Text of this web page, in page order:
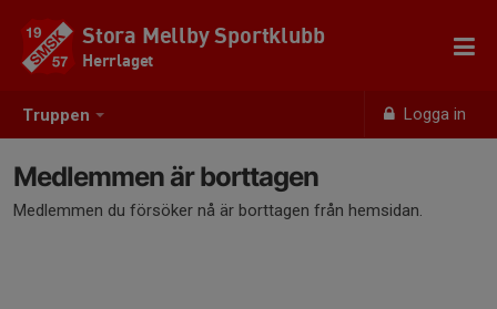
Truppen Logga in
Stora Mellby Sportklubb
Herrlaget
Medlemmen är borttagen
Medlemmen du försöker nå är borttagen från hemsidan.